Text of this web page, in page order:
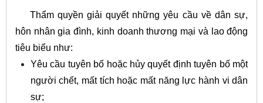
Thẩm quyền giải quyết những yêu cầu về dân sự,
hôn nhân gia đình, kinh doanh thương mại và lao động
tiêu biểu như:
Yêu cầu tuyên bố hoặc hủy quyết định tuyên bố một
người chết, mất tích hoặc mất năng lực hành vi dân
sự;